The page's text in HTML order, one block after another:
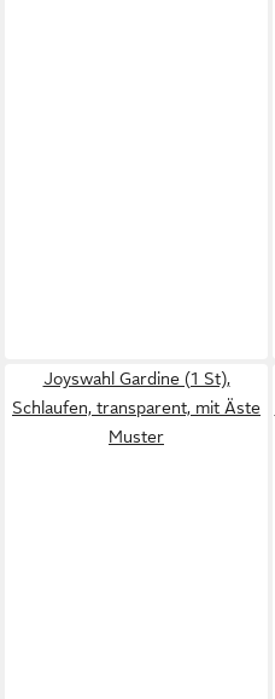
Joyswahl Gardine (1 St),
Schlaufen, transparent, mit Äste
Muster